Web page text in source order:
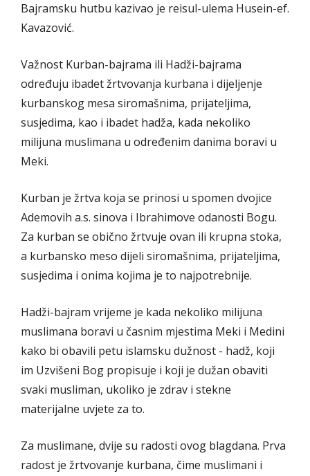
Bajramsku hutbu kazivao je reisul-ulema Husein-ef.
Kavazović.
Važnost Kurban-bajrama ili Hadži-bajrama
određuju ibadet žrtvovanja kurbana i dijeljenje
kurbanskog mesa siromašnima, prijateljima,
susjedima, kao i ibadet hadža, kada nekoliko
milijuna muslimana u određenim danima boravi u
Meki.
Kurban je žrtva koja se prinosi u spomen dvojice
Ademovih a.s. sinova i Ibrahimove odanosti Bogu.
Za kurban se obično žrtvuje ovan ili krupna stoka,
a kurbansko meso dijeli siromašnima, prijateljima,
susjedima i onima kojima je to najpotrebnije.
Hadži-bajram vrijeme je kada nekoliko milijuna
muslimana boravi u časnim mjestima Meki i Medini
kako bi obavili petu islamsku dužnost - hadž, koji
im Uzvišeni Bog propisuje i koji je dužan obaviti
svaki musliman, ukoliko je zdrav i stekne
materijalne uvjete za to.
Za muslimane, dvije su radosti ovog blagdana. Prva
radost je žrtvovanje kurbana, čime muslimani i